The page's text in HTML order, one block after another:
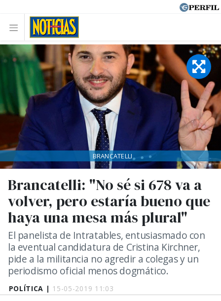
POLÍTICA | 15-05-2019 11:03
Brancatelli: "No sé si 678 va a
volver, pero estaría bueno que
haya una mesa más plural"
El panelista de Intratables, entusiasmado con
la eventual candidatura de Cristina Kirchner,
pide a la militancia no agredir a colegas y un
periodismo oficial menos dogmático.
BRANCATELLI